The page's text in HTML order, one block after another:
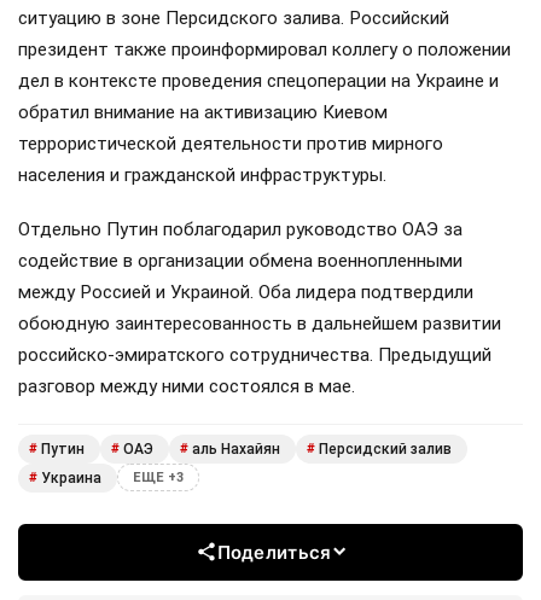
ситуацию в зоне Персидского залива. Российский
президент также проинформировал коллегу о положении
дел в контексте проведения спецоперации на Украине и
обратил внимание на активизацию Киевом
террористической деятельности против мирного
населения и гражданской инфраструктуры.
Отдельно Путин поблагодарил руководство ОАЭ за
содействие в организации обмена военнопленными
между Россией и Украиной. Оба лидера подтвердили
обоюдную заинтересованность в дальнейшем развитии
российско-эмиратского сотрудничества. Предыдущий
разговор между ними состоялся в мае.
# Путин # ОАЭ # аль Нахайян # Персидский залив
# Украина ЕЩЕ +3
Поделиться